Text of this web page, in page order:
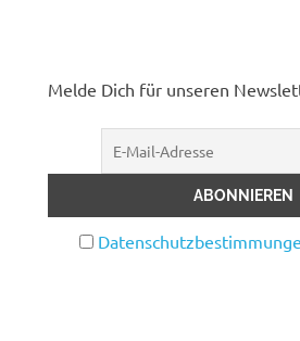
Melde Dich für unseren